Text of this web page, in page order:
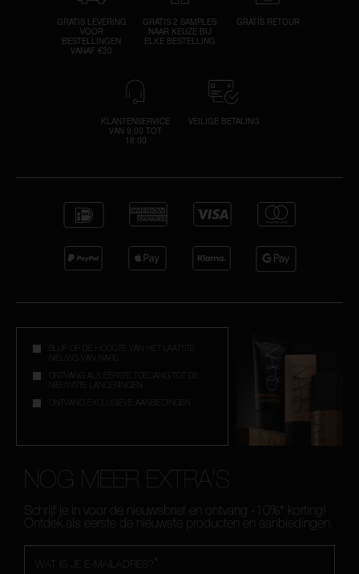
GRATIS LEVERING
VOOR
BESTELLINGEN
VANAF €30
GRATIS 2 SAMPLES
NAAR KEUZE BIJ
ELKE BESTELLING
GRATIS RETOUR
KLANTENSERVICE
VAN 9:00 TOT
18:00
VEILIGE BETALING
BLIJF OP DE HOOGTE VAN HET LAATSTE
NIEUWS VAN NARS
ONTVANG ALS EERSTE TOEGANG TOT DE
NIEUWSTE LANCERINGEN
ONTVANG EXCLUSIEVE AANBIEDINGEN
NOG MEER EXTRA'S
Schrijf je in voor de nieuwsbrief en ontvang -10%* korting!
Ontdek als eerste de nieuwste producten en aanbiedingen.
*
WAT IS JE E-MAILADRES?